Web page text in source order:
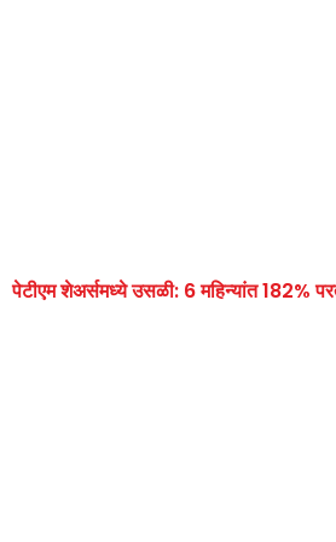
पेटीएम शेअर्समध्ये उसळी: 6 महिन्यांत 182%